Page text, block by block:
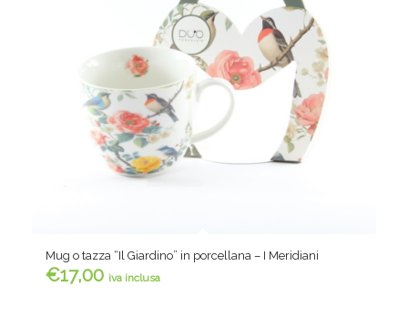
Mug o tazza “Il Giardino” in porcellana – I Meridiani
€17,00 iva inclusa